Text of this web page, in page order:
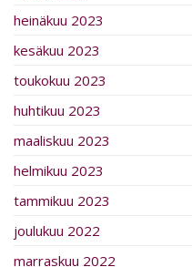
heinäkuu 2023
kesäkuu 2023
toukokuu 2023
huhtikuu 2023
maaliskuu 2023
helmikuu 2023
tammikuu 2023
joulukuu 2022
marraskuu 2022